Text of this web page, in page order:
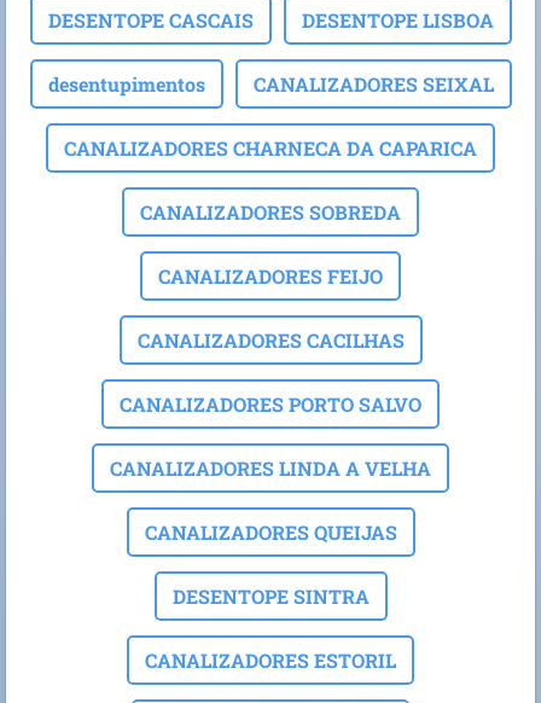
DESENTOPE CASCAIS DESENTOPE LISBOA
desentupimentos CANALIZADORES SEIXAL
CANALIZADORES CHARNECA DA CAPARICA
CANALIZADORES SOBREDA
CANALIZADORES FEIJO
CANALIZADORES CACILHAS
CANALIZADORES PORTO SALVO
CANALIZADORES LINDA A VELHA
CANALIZADORES QUEIJAS
DESENTOPE SINTRA
CANALIZADORES ESTORIL